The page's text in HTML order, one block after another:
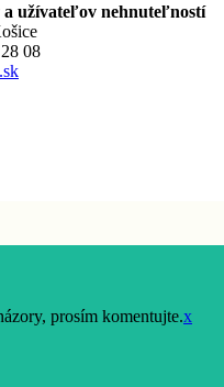
a užívateľov nehnuteľností
08
prosím komentujte.x